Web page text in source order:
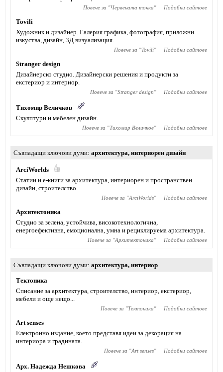
Повече за "Червената точка" Подобни сайтове
Tovili
Художник и дизайнер. Галерия графика, фотография, приложни
изкуства, дизайн, 3Д визуализация.
Повече за "Tovili" Подобни сайтове
Stranger design
Дизайнерско студио. Дизайнерски решения и продукти за
екстериор и интериор.
Повече за "Stranger design" Подобни сайтове
Тихомир Величков
Скулптури и мебелен дизайн.
Повече за "Тихомир Величков" Подобни сайтове
Съвпадащи ключови думи архитектура, интериорен дизайн
ArciWorlds
Статии и е-книги за архитектура, интериорен и пространствен
дизайн, строителство.
Повече за "ArciWorlds" Подобни сайтове
Архитектоника
Студио за зелена, устойчива, високотехнологична,
енергоефективна, емоционална, умна и рециклируема архитектура.
Повече за "Архитектоника" Подобни сайтове
Съвпадащи ключови думи архитектура, интериор
Тектоника
Списание за архитектура, строителство, интериор, екстериор,
мебели и още нещо...
Повече за "Тектоника" Подобни сайтове
Art senses
Електронно издание, което представя идеи за декорация на
интериора и градината.
Повече за "Art senses" Подобни сайтове
Арх. Надежда Нешкова